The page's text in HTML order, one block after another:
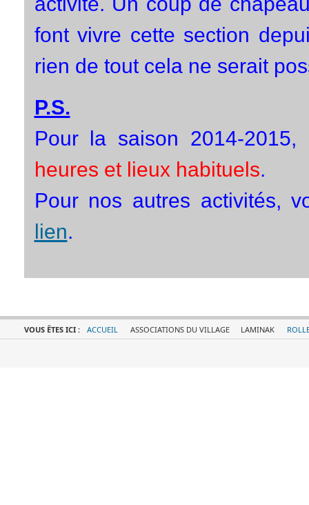
font vivre cette section
rien de tout cela ne serait
P.S.
Pour la saison 2014-2015,
heures et lieux habituels.
Pour nos autres activités,
lien.
VOUS ÊTES ICI : ACCUEIL ASSOCIATIONS DU VILLAGE LAMINAK